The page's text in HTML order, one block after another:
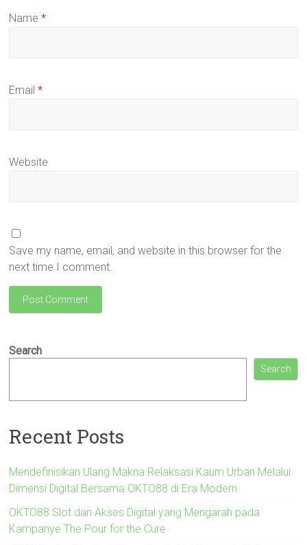
Name*
Email*
Website
Save my name, email, and website in this browser for the
next time I comment.
Search
Search
Recent Posts
Mendefinisikan Ulang Makna Relaksasi Kaum Urban Melalui
Dimensi Digital Bersama OKTO88 di Era Modern
OKTO88 Slot dan Akses Digital yang Mengarah pada
Kampanye The Pour for the Cure